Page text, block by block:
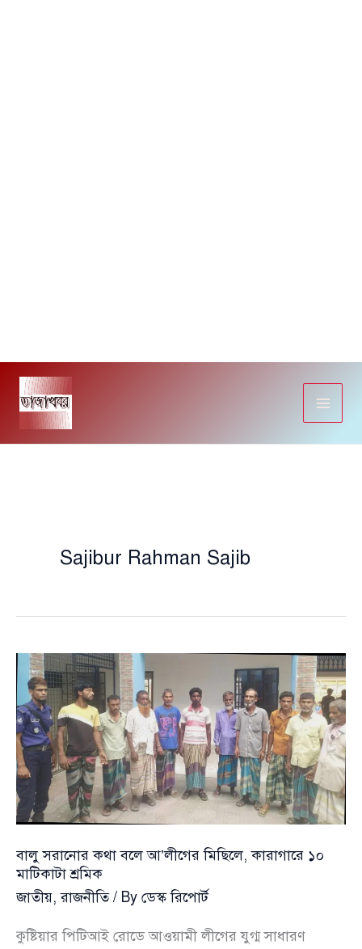
Skip
content
Sajibur Rahman Sajib
বালু সরানোর কথা বলে আ’লীগের মিছিলে, কারাগারে ১০
মাটিকাটা শ্রমিক
জাতীয়,রাজনীতি/ By ডেস্ক রিপোর্ট
কুষ্টিয়ার পিটিআই রোডে আওয়ামী লীগের যুগ্ম সাধারণ